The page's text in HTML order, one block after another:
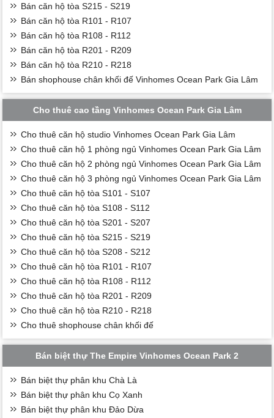
Bán căn hộ tòa S215 - S219
Bán căn hộ tòa R101 - R107
Bán căn hộ tòa R108 - R112
Bán căn hộ tòa R201 - R209
Bán căn hộ tòa R210 - R218
Bán shophouse chân khối đế Vinhomes Ocean Park Gia Lâm
Cho thuê cao tầng Vinhomes Ocean Park Gia Lâm
Cho thuê căn hộ studio Vinhomes Ocean Park Gia Lâm
Cho thuê căn hộ 1 phòng ngủ Vinhomes Ocean Park Gia Lâm
Cho thuê căn hộ 2 phòng ngủ Vinhomes Ocean Park Gia Lâm
Cho thuê căn hộ 3 phòng ngủ Vinhomes Ocean Park Gia Lâm
Cho thuê căn hộ tòa S101 - S107
Cho thuê căn hộ tòa S108 - S112
Cho thuê căn hộ tòa S201 - S207
Cho thuê căn hộ tòa S215 - S219
Cho thuê căn hộ tòa S208 - S212
Cho thuê căn hộ tòa R101 - R107
Cho thuê căn hộ tòa R108 - R112
Cho thuê căn hộ tòa R201 - R209
Cho thuê căn hộ tòa R210 - R218
Cho thuê shophouse chân khối đế
Bán biệt thự The Empire Vinhomes Ocean Park 2
Bán biệt thự phân khu Chà Là
Bán biệt thự phân khu Cọ Xanh
Bán biệt thự phân khu Đảo Dừa